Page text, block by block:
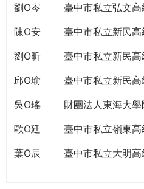
劉O岑
臺中市私立弘文
陳O安
臺中市私立新民
劉O昕
臺中市私立新民
邱O瑜
臺中市私立新民
吳O瑤
財團法人東海大
歐O廷
臺中市私立嶺東
葉O辰
臺中市私立大明